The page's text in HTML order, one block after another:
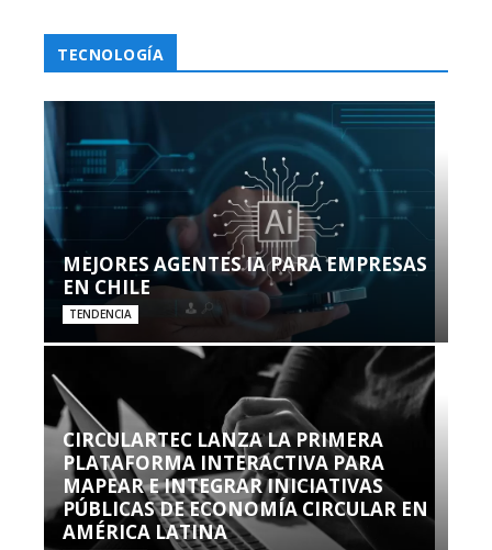
TECNOLOGÍA
MEJORES AGENTES IA PARA EMPRESAS
EN CHILE
TENDENCIA
CIRCULARTEC LANZA LA PRIMERA
PLATAFORMA INTERACTIVA PARA
MAPEAR E INTEGRAR INICIATIVAS
PÚBLICAS DE ECONOMÍA CIRCULAR EN
AMÉRICA LATINA